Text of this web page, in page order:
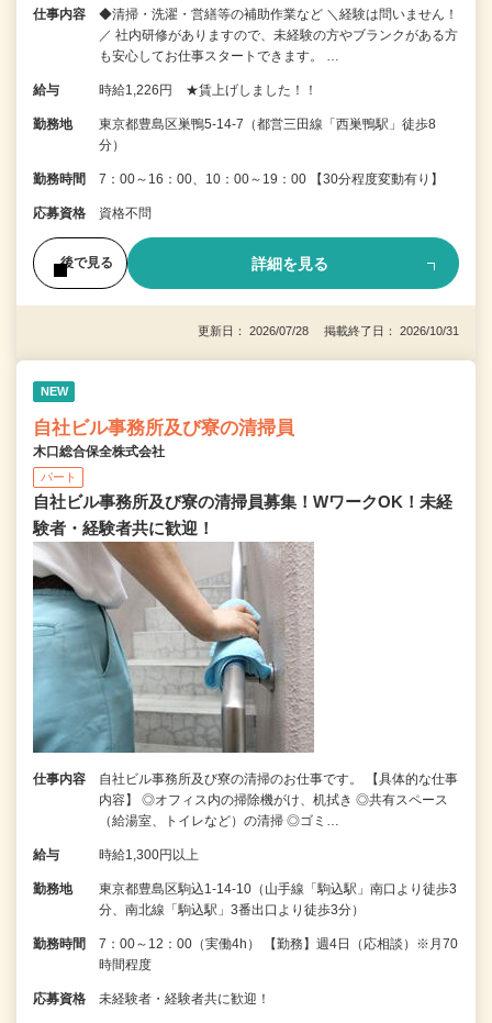
仕事内容
◆清掃・洗濯・営繕等の補助作業など ＼経験は問いません！
／ 社内研修がありますので、未経験の方やブランクがある方
も安心してお仕事スタートできます。 …
給与 時給1,226円 ★賃上げしました！！
勤務地
東京都豊島区巣鴨5-14-7（都営三田線「西巣鴨駅」徒歩8
分）
勤務時間 7：00～16：00、10：00～19：00 【30分程度変動有り】
応募資格 資格不問
後で見る 詳細を見る
更新日： 2026/07/28 掲載終了日： 2026/10/31
NEW
自社ビル事務所及び寮の清掃員
木口総合保全株式会社
パート
自社ビル事務所及び寮の清掃員募集！WワークOK！未経
験者・経験者共に歓迎！
仕事内容
自社ビル事務所及び寮の清掃のお仕事です。 【具体的な仕事
内容】 ◎オフィス内の掃除機がけ、机拭き ◎共有スペース
（給湯室、トイレなど）の清掃 ◎ゴミ…
給与 時給1,300円以上
勤務地
東京都豊島区駒込1-14-10（山手線「駒込駅」南口より徒歩3
分、南北線「駒込駅」3番出口より徒歩3分）
勤務時間
7：00～12：00（実働4h） 【勤務】週4日（応相談）※月70
時間程度
応募資格 未経験者・経験者共に歓迎！